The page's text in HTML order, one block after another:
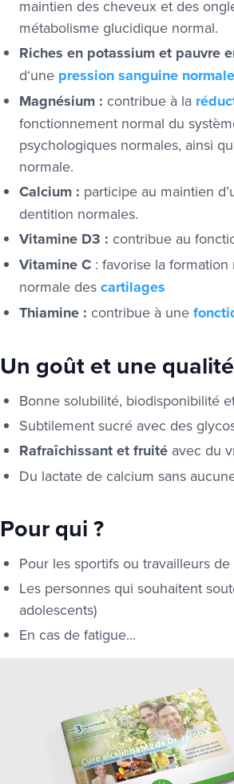
maintien des cheveux et des
métabolisme glucidique normal.
Riches en potassium et pauvre
d‘une pression sanguine normale
Magnésium : contribue à la
fonctionnement normal du
psychologiques normales, ainsi
normale.
Calcium : participe au maintien
dentition normales.
Vitamine D3 : contribue au
Vitamine C : favorise la
normale des cartilages
Thiamine : contribue à une
Un goût et une
Bonne solubilité, biodisponibilité
Subtilement sucré avec des
Rafraîchissant et fruité avec du
Du lactate de calcium sans
Pour qui ?
Pour les sportifs ou travailleurs
Les personnes qui souhaitent
adolescents)
En cas de fatigue...